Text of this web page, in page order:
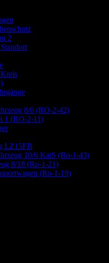
2
8/6 (RO-2-42)
1 (RO-2-11)
LZ15FB
10/6 KatS (Ro-1-43)
8/18 (Ro-1-21)
(Ro-1-19)